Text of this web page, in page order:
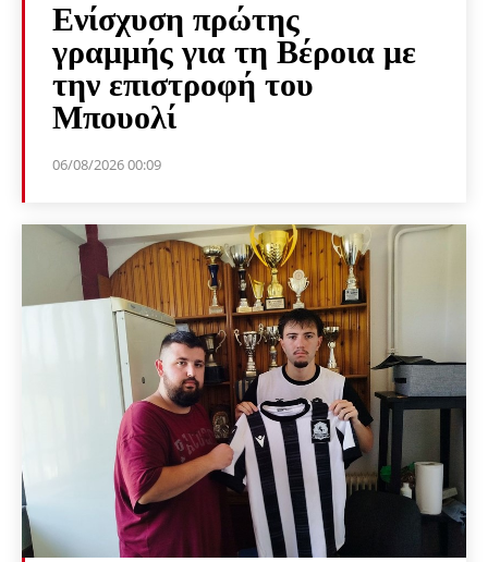
Ενίσχυση πρώτης
γραμμής για τη Βέροια με
την επιστροφή του
Μπουολί
06/08/2026 00:09